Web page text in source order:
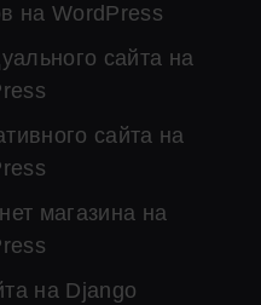
на WordPress
сайта на
сайта на
магазина на
на Django